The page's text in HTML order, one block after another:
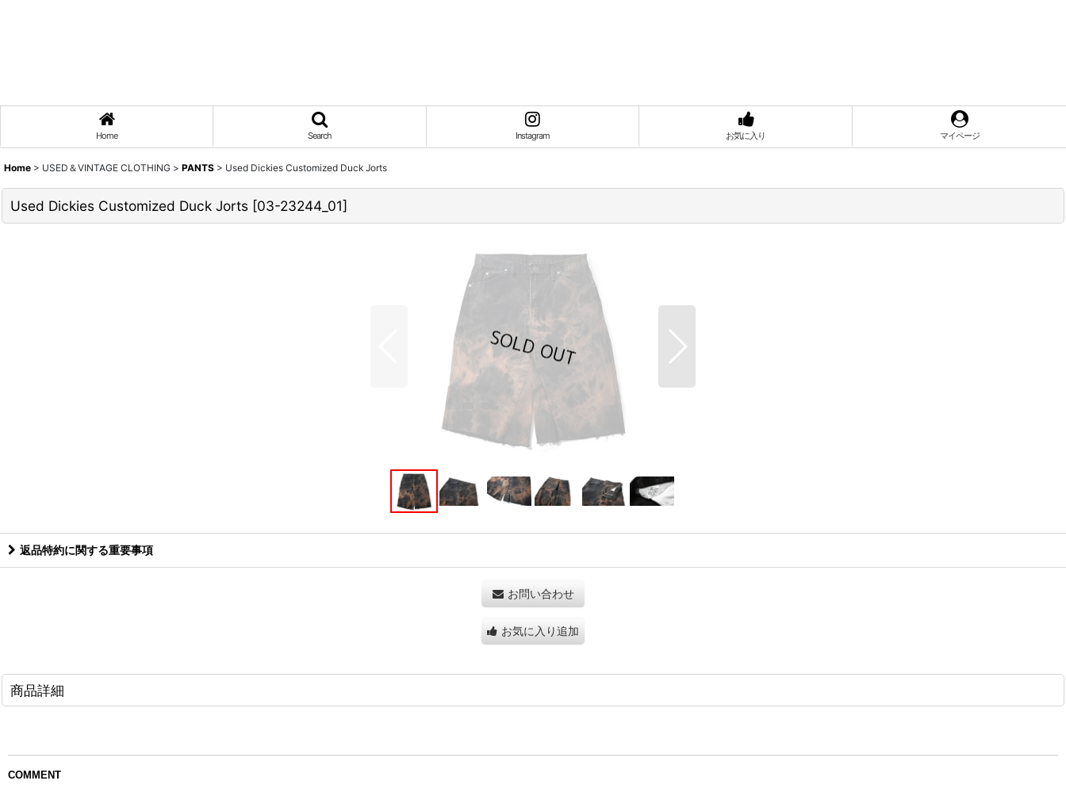
Home Search Instagram お気に入り マイページ
Home > USED＆VINTAGE CLOTHING > PANTS > Used Dickies Customized Duck Jorts
Used Dickies Customized Duck Jorts [03-23244_01]
返品特約に関する重要事項
お問い合わせ
お気に入り追加
商品詳細
COMMENT